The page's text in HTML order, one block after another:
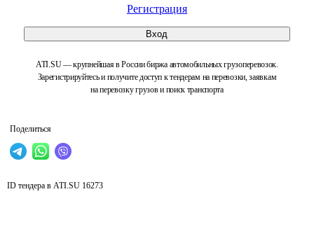
Регистрация
Вход
ATI.SU — крупнейшая в России биржа автомобильных грузоперевозок.
Зарегистрируйтесь и получите доступ к тендерам на перевозки, заявкам
на перевозку грузов и поиск транспорта
Поделиться
ID тендера в ATI.SU 16273